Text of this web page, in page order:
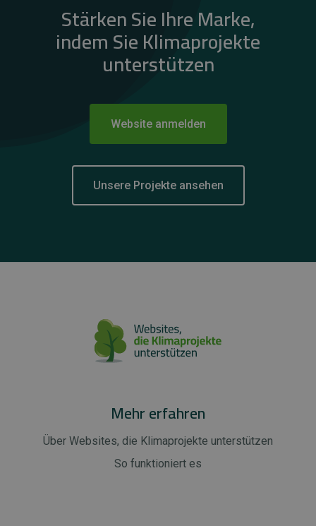
Stärken Sie Ihre Marke,
indem Sie Klimaprojekte
unterstützen
Website anmelden
Unsere Projekte ansehen
Mehr erfahren
Über Websites, die Klimaprojekte unterstützen
So funktioniert es